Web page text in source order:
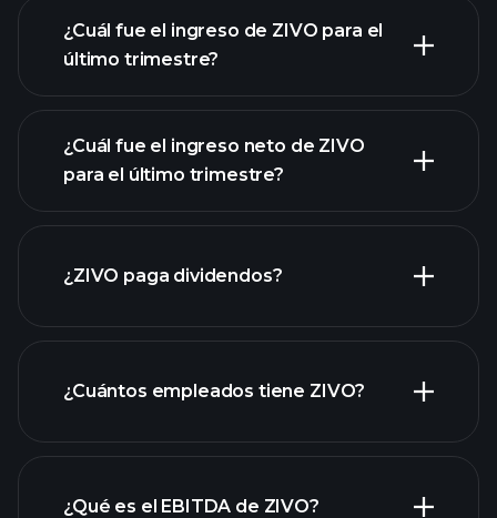
las ganancias de
ZIVO
¿Cuál fue el ingreso de ZIVO para el
último trimestre?
informes
¿Cuál fue el ingreso neto de ZIVO
para el último trimestre?
¿ZIVO paga dividendos?
acciones de alto dividendo
¿Cuántos empleados tiene ZIVO?
¿Qué es el EBITDA de ZIVO?